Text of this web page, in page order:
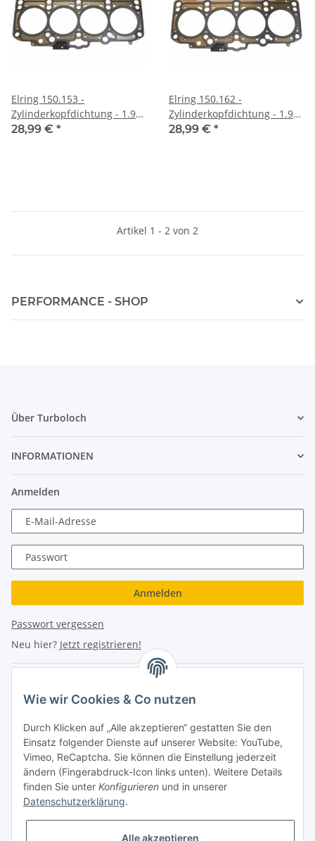
Elring 150.153 -
Zylinderkopfdichtung - 1.9
TDI Pumpe-Düse (1,49 mm
28,99 € *
Elring 150.162 -
Zylinderkopfdichtung - 1.9
TDI Pumpe-Düse (1,57 mm
28,99 € *
Artikel 1 - 2 von 2
PERFORMANCE - SHOP
Über Turboloch
INFORMATIONEN
Anmelden
E-Mail-Adresse
Passwort
Anmelden
Passwort vergessen
Neu hier? Jetzt registrieren!
Hauptplatz 4
2870 Aspang
eMail: info@turboloch.at
Tel: +43 (0)660/1314150
Wie wir Cookies & Co nutzen
Durch Klicken auf „Alle akzeptieren“ gestatten Sie den
Einsatz folgender Dienste auf unserer Website: YouTube,
Vimeo, ReCaptcha. Sie können die Einstellung jederzeit
ändern (Fingerabdruck-Icon links unten). Weitere Details
finden Sie unter Konfigurieren und in unserer
Datenschutzerklärung.
Alle akzeptieren